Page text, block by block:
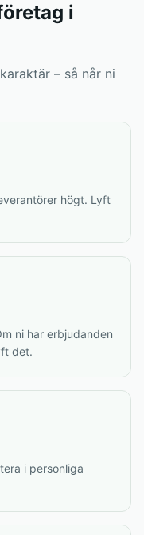
i
– så når ni
högt. Lyft
ni har erbjudanden
det.
i personliga